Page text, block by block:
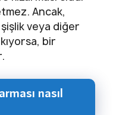
Ancak,
şişlik veya diğer
bir
nasıl